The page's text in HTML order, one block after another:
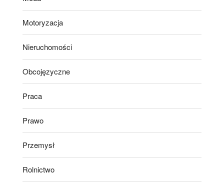
Motoryzacja
Nieruchomości
Obcojęzyczne
Praca
Prawo
Przemysł
Rolnictwo